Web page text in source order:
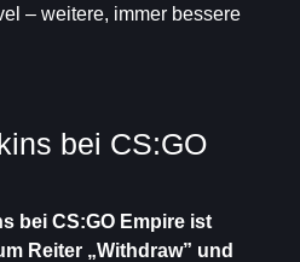
– weitere, immer bessere
bei CS:GO
bei CS:GO Empire ist
Reiter „Withdraw” und